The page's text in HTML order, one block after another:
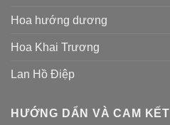
Hoa hướng dương
Hoa Khai Trương
Lan Hồ Điệp
HƯỚNG DẨN VÀ CAM KẾT